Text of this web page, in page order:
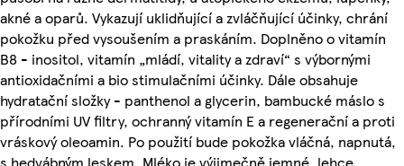
akné a oparů. Vykazují uklidňující a zvláčňující účinky, chrání
pokožku před vysoušením a praskáním. Doplněno o vitamín
B8 - inositol, vitamín „mládí, vitality a zdraví“ s výbornými
antioxidačními a bio stimulačními účinky. Dále obsahuje
hydratační složky - panthenol a glycerin, bambucké máslo s
přírodními UV filtry, ochranný vitamín E a regenerační a proti
vráskový oleoamin. Po použití bude pokožka vláčná, napnutá,
s hedvábným leskem. Mléko je výjimečně jemné, lehce